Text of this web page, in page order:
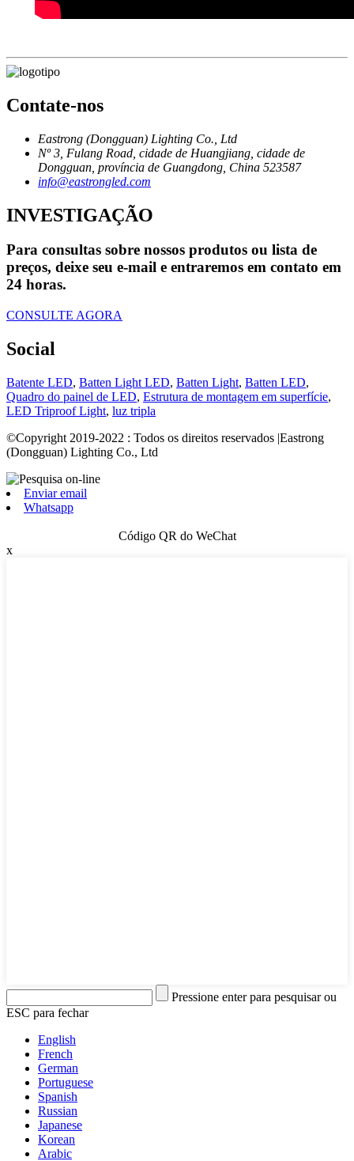
Contate-nos
Eastrong (Dongguan) Lighting Co., Ltd
Nº 3, Fulang Road, cidade de Huangjiang, cidade de
Dongguan, província de Guangdong, China 523587
info@eastrongled.com
INVESTIGAÇÃO
Para consultas sobre nossos produtos ou lista de
preços, deixe seu e-mail e entraremos em contato em
24 horas.
CONSULTE AGORA
Social
Batente LED, Batten Light LED, Batten Light, Batten LED,
Quadro do painel de LED, Estrutura de montagem em superfície,
LED Triproof Light, luz tripla
©Copyright 2019-2022 : Todos os direitos reservados |Eastrong
(Dongguan) Lighting Co., Ltd
Enviar email
Whatsapp
Código QR do WeChat
x
Pressione enter para pesquisar ou
ESC para fechar
English
French
German
Portuguese
Spanish
Russian
Japanese
Korean
Arabic